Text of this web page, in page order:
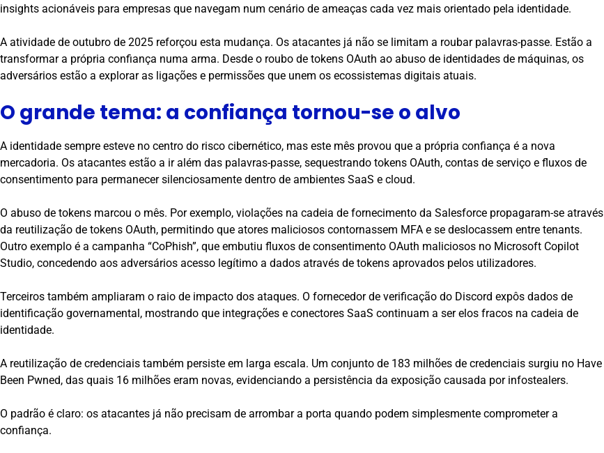
insights acionáveis para empresas que navegam num cenário de ameaças cada vez mais orientado pela identidade.
A atividade de outubro de 2025 reforçou esta mudança. Os atacantes já não se limitam a roubar palavras-passe. Estão a
transformar a própria confiança numa arma. Desde o roubo de tokens OAuth ao abuso de identidades de máquinas, os
adversários estão a explorar as ligações e permissões que unem os ecossistemas digitais atuais.
O grande tema: a confiança tornou-se o alvo
A identidade sempre esteve no centro do risco cibernético, mas este mês provou que a própria confiança é a nova
mercadoria. Os atacantes estão a ir além das palavras-passe, sequestrando tokens OAuth, contas de serviço e fluxos de
consentimento para permanecer silenciosamente dentro de ambientes SaaS e cloud.
O abuso de tokens marcou o mês. Por exemplo, violações na cadeia de fornecimento da Salesforce propagaram-se através
da reutilização de tokens OAuth, permitindo que atores maliciosos contornassem MFA e se deslocassem entre tenants.
Outro exemplo é a campanha “CoPhish”, que embutiu fluxos de consentimento OAuth maliciosos no Microsoft Copilot
Studio, concedendo aos adversários acesso legítimo a dados através de tokens aprovados pelos utilizadores.
Terceiros também ampliaram o raio de impacto dos ataques. O fornecedor de verificação do Discord expôs dados de
identificação governamental, mostrando que integrações e conectores SaaS continuam a ser elos fracos na cadeia de
identidade.
A reutilização de credenciais também persiste em larga escala. Um conjunto de 183 milhões de credenciais surgiu no Have I
Been Pwned, das quais 16 milhões eram novas, evidenciando a persistência da exposição causada por infostealers.
O padrão é claro: os atacantes já não precisam de arrombar a porta quando podem simplesmente comprometer a
confiança.